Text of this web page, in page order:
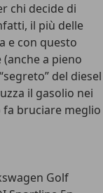
chi decide di
il più delle
e con questo
a pieno
del diesel
il gasolio nei
fa bruciare meglio
Golf